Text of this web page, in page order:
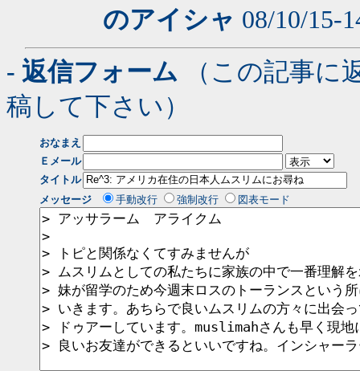
のアイシャ 08/10/15-
- 返信フォーム （この記事に
稿して下さい）
おなまえ
Ｅメール
タイトル
メッセージ
手動改行 強制改行 図表モード